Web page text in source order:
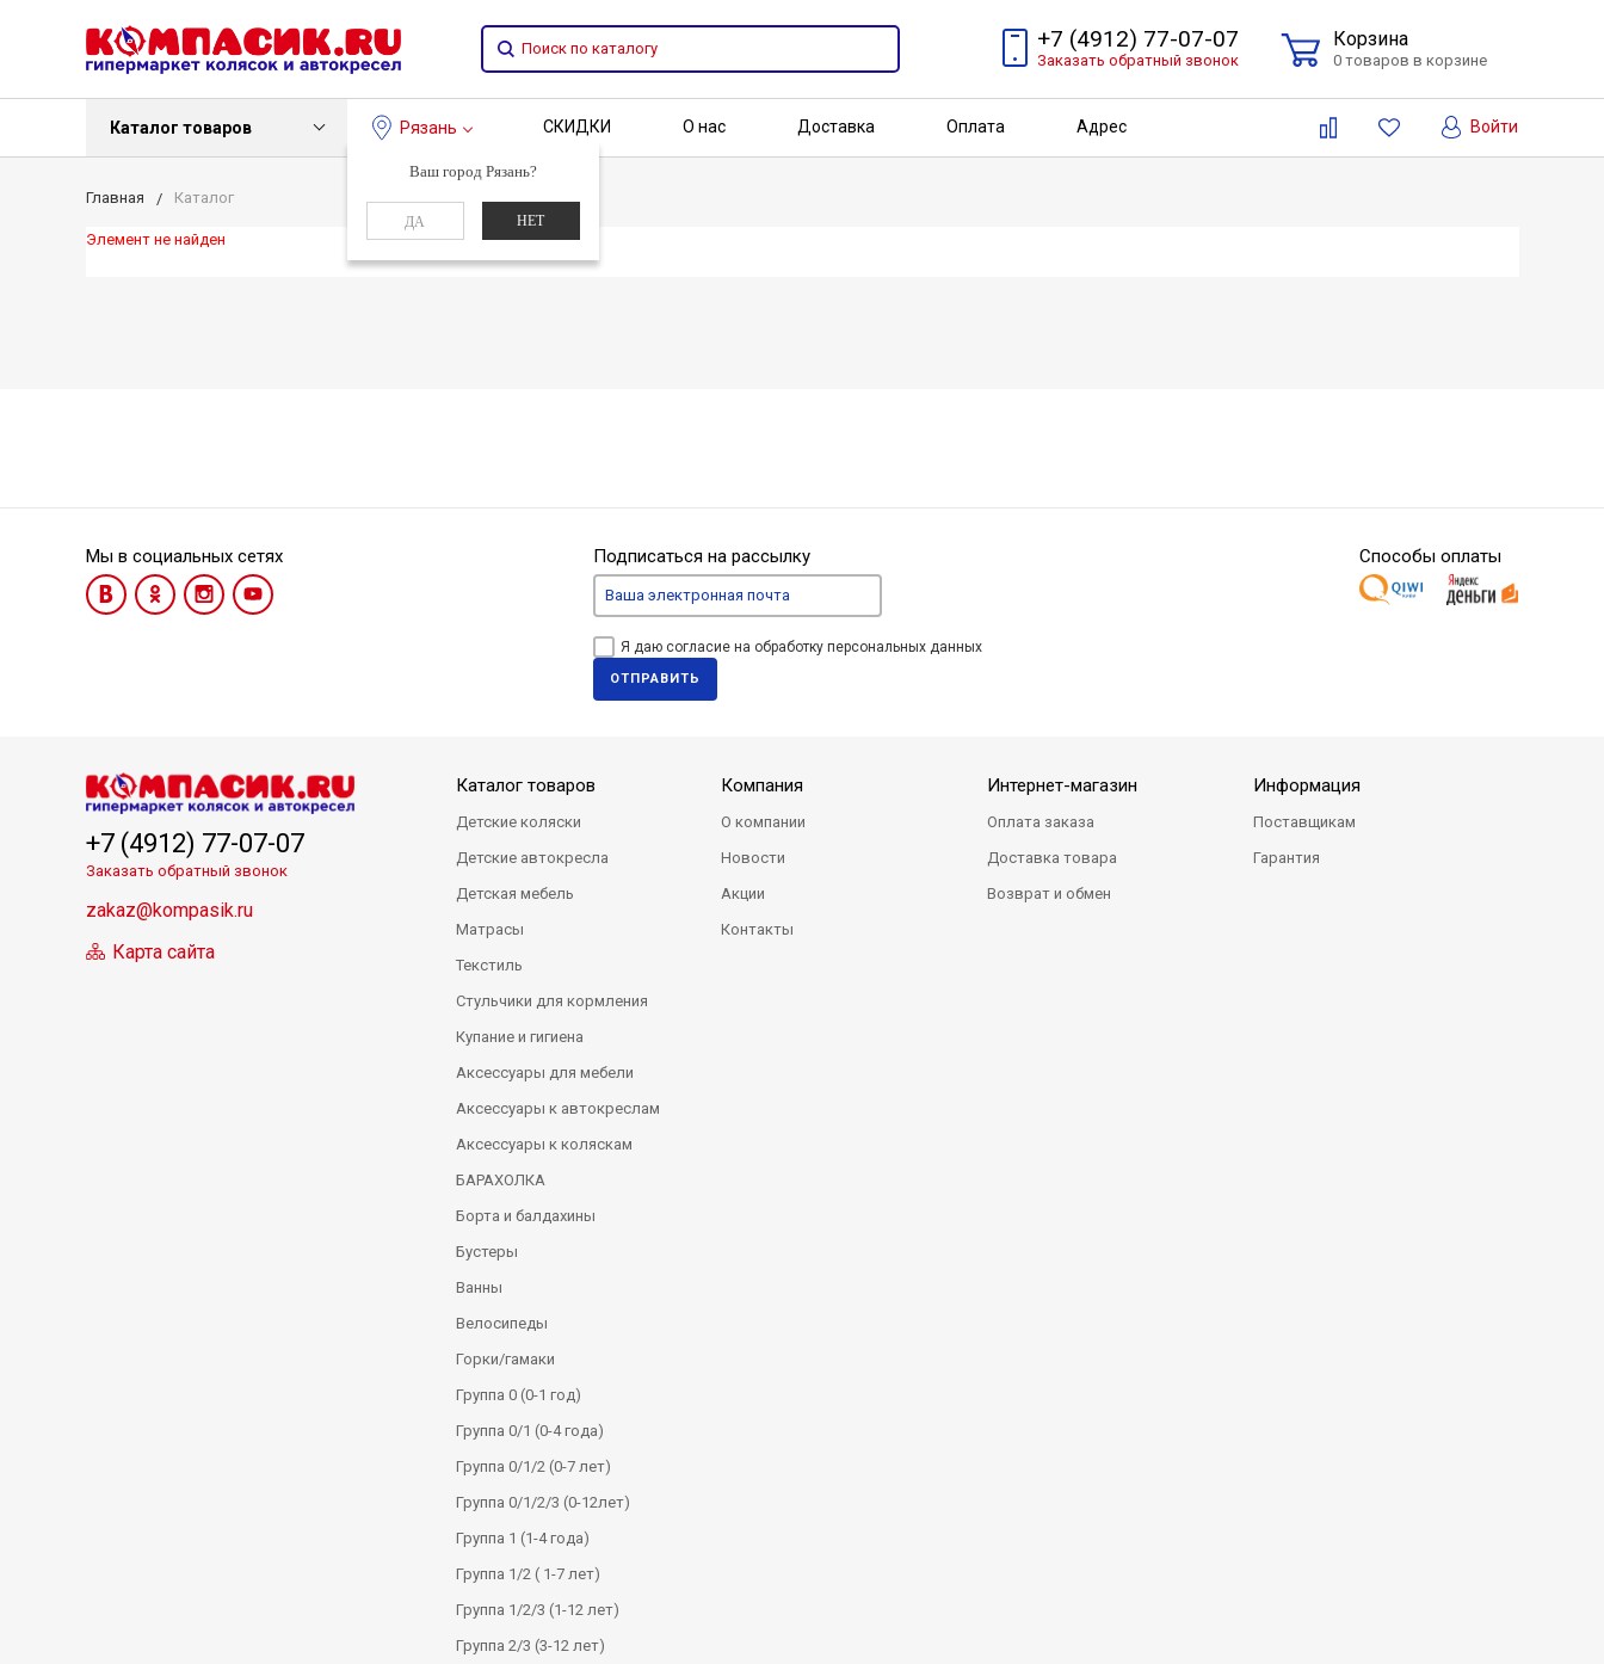
+7 (4912) 77-07-07
Заказать обратный звонок
Корзина
0 товаров в корзине
Каталог товаров Рязань
Ваш город Рязань?
ДА НЕТ
СКИДКИ О нас Доставка Оплата Адрес Войти
Главная Каталог
Элемент не найден
Мы в социальных сетях Подписаться на рассылку
Я даю согласие на обработку персональных данных
ОТПРАВИТЬ
Способы оплаты
+7 (4912) 77-07-07
Заказать обратный звонок
zakaz@kompasik.ru
Карта сайта
Каталог товаров
Детские коляски
Детские автокресла
Детская мебель
Матрасы
Текстиль
Стульчики для кормления
Купание и гигиена
Аксессуары для мебели
Аксессуары к автокреслам
Аксессуары к коляскам
БАРАХОЛКА
Борта и балдахины
Бустеры
Ванны
Велосипеды
Горки/гамаки
Группа 0 (0-1 год)
Группа 0/1 (0-4 года)
Группа 0/1/2 (0-7 лет)
Группа 0/1/2/3 (0-12лет)
Группа 1 (1-4 года)
Группа 1/2 ( 1-7 лет)
Группа 1/2/3 (1-12 лет)
Группа 2/3 (3-12 лет)
Компания
О компании
Новости
Акции
Контакты
Интернет-магазин
Оплата заказа
Доставка товара
Возврат и обмен
Информация
Поставщикам
Гарантия